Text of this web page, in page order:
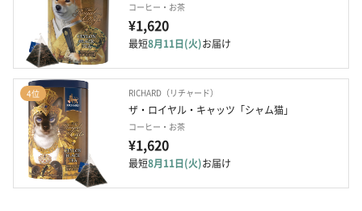
コーヒー・お茶
¥1,620
最短8月11日(火)お届け
4位 RICHARD（リチャード）
ザ・ロイヤル・キャッツ「シャム猫」
コーヒー・お茶
¥1,620
最短8月11日(火)お届け